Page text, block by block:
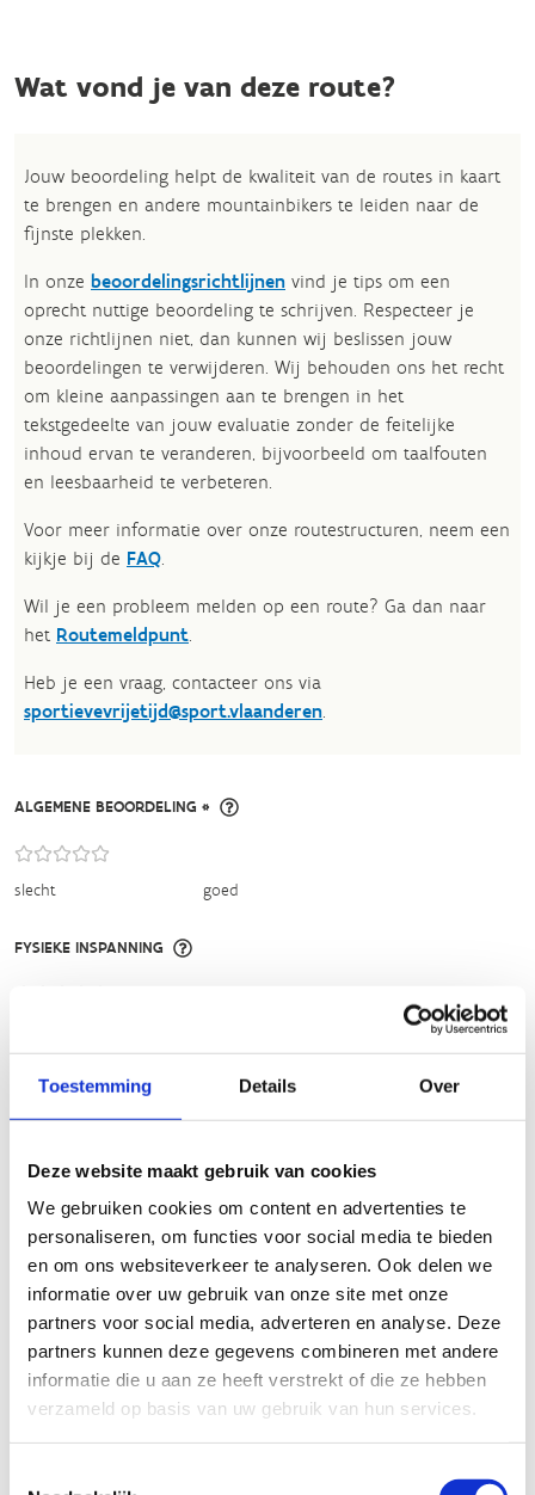
Toestemming Details Over
Deze website maakt gebruik van cookies
We gebruiken cookies om content en advertenties te
personaliseren, om functies voor social media te bieden
en om ons websiteverkeer te analyseren. Ook delen we
informatie over uw gebruik van onze site met onze
partners voor social media, adverteren en analyse. Deze
partners kunnen deze gegevens combineren met andere
informatie die u aan ze heeft verstrekt of die ze hebben
verzameld op basis van uw gebruik van hun services.
Wat vond je van deze route?
Jouw beoordeling helpt de kwaliteit van de routes in kaart
te brengen en andere mountainbikers te leiden naar de
fijnste plekken.
In onze beoordelingsrichtlijnen vind je tips om een
oprecht nuttige beoordeling te schrijven. Respecteer je
onze richtlijnen niet, dan kunnen wij beslissen jouw
beoordelingen te verwijderen. Wij behouden ons het recht
om kleine aanpassingen aan te brengen in het
tekstgedeelte van jouw evaluatie zonder de feitelijke
inhoud ervan te veranderen, bijvoorbeeld om taalfouten
en leesbaarheid te verbeteren.​
Voor meer informatie over onze routestructuren, neem een
kijkje bij de FAQ.
Wil je een probleem melden op een route? Ga dan naar
het Routemeldpunt.
Heb je een vraag, contacteer ons via
sportievevrijetijd@sport.vlaanderen.​
ALGEMENE BEOORDELING *
slecht goed
FYSIEKE INSPANNING
TECHNISCHE MOEILIJKHEIDSGRAAD
makkelijk moeilijk
BEWEGWIJZERING
slecht goed
TIP: ontbrekende signalisatie kan je melden via het
Routemeldpunt